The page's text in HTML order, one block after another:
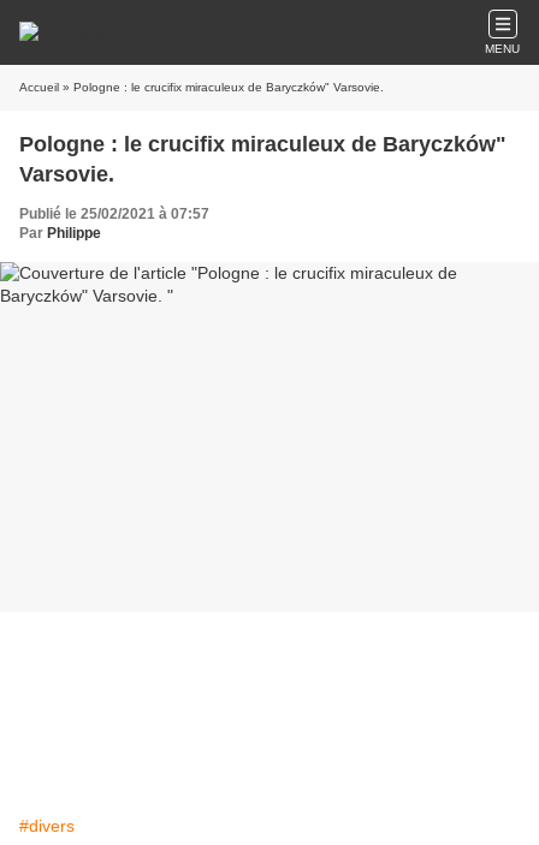
MENU
Accueil » Pologne : le crucifix miraculeux de Baryczków" Varsovie.
Pologne : le crucifix miraculeux de Baryczków"
Varsovie.
Publié le 25/02/2021 à 07:57
Par Philippe
#divers